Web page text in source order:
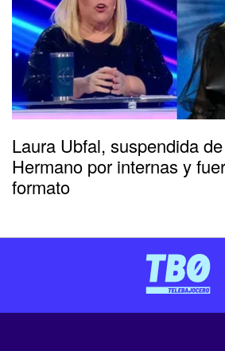
Laura Ubfal, suspendida
Hermano por internas y
formato